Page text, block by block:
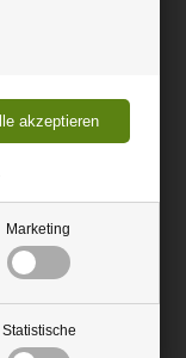
Marketing
Statistische